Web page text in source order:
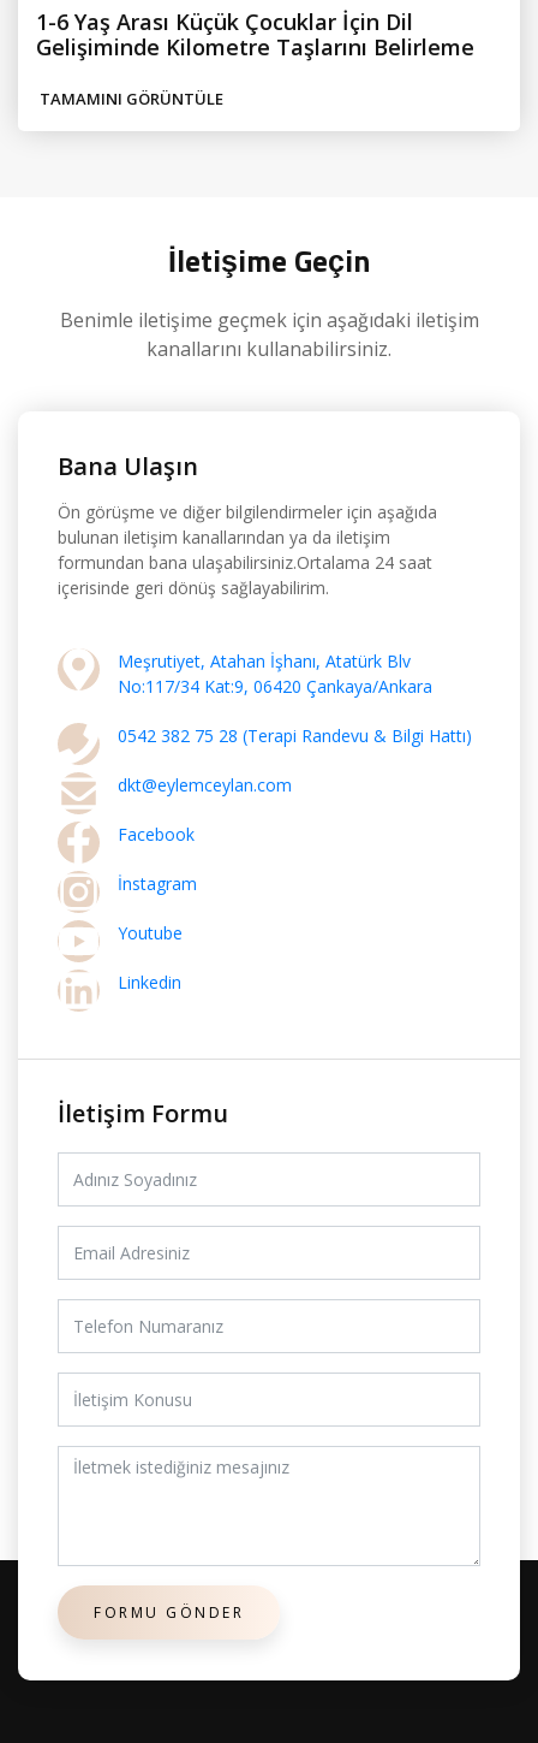
1-6 Yaş Arası Küçük Çocuklar İçin Dil
Gelişiminde Kilometre Taşlarını Belirleme
TAMAMINI GÖRÜNTÜLE
İletişime Geçin
Benimle iletişime geçmek için aşağıdaki iletişim
kanallarını kullanabilirsiniz.
Bana Ulaşın
Ön görüşme ve diğer bilgilendirmeler için aşağıda
bulunan iletişim kanallarından ya da iletişim
formundan bana ulaşabilirsiniz.Ortalama 24 saat
içerisinde geri dönüş sağlayabilirim.
Meşrutiyet, Atahan İşhanı, Atatürk Blv
No:117/34 Kat:9, 06420 Çankaya/Ankara
0542 382 75 28 (Terapi Randevu & Bilgi Hattı)
dkt@eylemceylan.com
Facebook
İnstagram
Youtube
Linkedin
İletişim Formu